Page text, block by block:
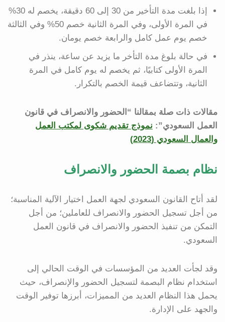
إذا بلغت مدة التأخير من 30 إلى 60 دقيقة، يخصم له 30%
في المرة الأولى، وفي المرة الثانية خصم 50% وفي الثالثة
خصم يوم عمل كامل والرابعة خصم يومان.
في حالة بلوغ مدة التأخر ما يزيد عن ساعة، ينذر في
المرة الأولى كتابيًا، ثم يخصم له يوم كامل في المرة
الثانية، وتتضاعف قيمة الخصم بالتكرار.
مقالات ذات صلة بمقالنا “الحضور والانصراف في قانون
العمل السعودي”: نموذج تقديم شكوى لمكتب العمل
والعمال السعودي (2023)
نظام بصمة الحضور والانصراف
لقد أتاح القانون السعودي لجهة العمل اختيار الآلية المناسبة؛
من أجل تسجيل الحضور والانصراف للعاملين؛ من أجل
التمكن من تنفيذ الحضور والانصراف في قانون العمل
السعودي.
وقد لجأت العديد من المؤسسات في الوقت الحالي إلى
استخدام نظام البصمة لتسجيل الحضور والإنصراف، حيث
يحمل هذا النظام العديد من المميزات، أبرزها توفير الوقت
والجهد على الإدارة.